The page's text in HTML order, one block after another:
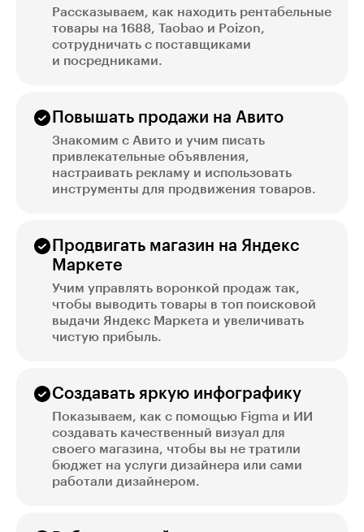
Рассказываем, как находить рентабельные
товары на 1688, Taobao и Poizon,
сотрудничать с поставщиками
и посредниками.
Повышать продажи на Авито
Знакомим с Авито и учим писать
привлекательные объявления,
настраивать рекламу и использовать
инструменты для продвижения товаров.
Продвигать магазин на Яндекс
Маркете
Учим управлять воронкой продаж так,
чтобы выводить товары в топ поисковой
выдачи Яндекс Маркета и увеличивать
чистую прибыль.
Создавать яркую инфографику
Показываем, как с помощью Figma и ИИ
создавать качественный визуал для
своего магазина, чтобы вы не тратили
бюджет на услуги дизайнера или сами
работали дизайнером.